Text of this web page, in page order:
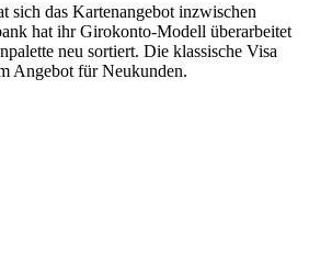
sich das Kartenangebot inzwischen
hat ihr Girokonto-Modell überarbeitet
neu sortiert. Die klassische Visa
Angebot für Neukunden.